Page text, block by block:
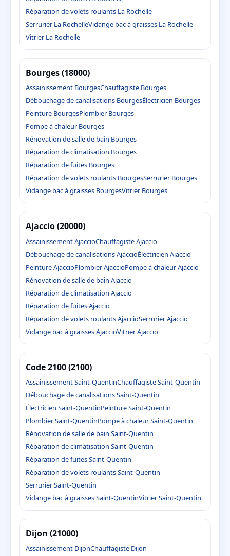
Réparation de volets roulants La Rochelle
Serrurier La RochelleVidange bac à graisses La Rochelle
Vitrier La Rochelle
Bourges (18000)
Assainissement BourgesChauffagiste Bourges
Débouchage de canalisations BourgesÉlectricien Bourges
Peinture BourgesPlombier Bourges
Pompe à chaleur Bourges
Rénovation de salle de bain Bourges
Réparation de climatisation Bourges
Réparation de fuites Bourges
Réparation de volets roulants BourgesSerrurier Bourges
Vidange bac à graisses BourgesVitrier Bourges
Ajaccio (20000)
Assainissement AjaccioChauffagiste Ajaccio
Débouchage de canalisations AjaccioÉlectricien Ajaccio
Peinture AjaccioPlombier AjaccioPompe à chaleur Ajaccio
Rénovation de salle de bain Ajaccio
Réparation de climatisation Ajaccio
Réparation de fuites Ajaccio
Réparation de volets roulants AjaccioSerrurier Ajaccio
Vidange bac à graisses AjaccioVitrier Ajaccio
Code 2100 (2100)
Assainissement Saint-QuentinChauffagiste Saint-Quentin
Débouchage de canalisations Saint-Quentin
Électricien Saint-QuentinPeinture Saint-Quentin
Plombier Saint-QuentinPompe à chaleur Saint-Quentin
Rénovation de salle de bain Saint-Quentin
Réparation de climatisation Saint-Quentin
Réparation de fuites Saint-Quentin
Réparation de volets roulants Saint-Quentin
Serrurier Saint-Quentin
Vidange bac à graisses Saint-QuentinVitrier Saint-Quentin
Dijon (21000)
Assainissement DijonChauffagiste Dijon